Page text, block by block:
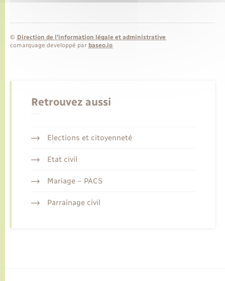
© Direction de l’information légale et administrative
comarquage developpé par baseo.io
Retrouvez aussi
Elections et citoyenneté
Etat civil
Mariage – PACS
Parrainage civil